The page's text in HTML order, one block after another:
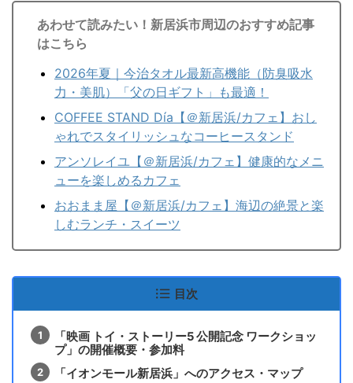
あわせて読みたい！新居浜市周辺のおすすめ記事
はこちら
2026年夏｜今治タオル最新高機能（防臭吸水
力・美肌）「父の日ギフト」も最適！
COFFEE STAND Día【＠新居浜/カフェ】おし
ゃれでスタイリッシュなコーヒースタンド
アンソレイユ【＠新居浜/カフェ】健康的なメニ
ューを楽しめるカフェ
おおまま屋【＠新居浜/カフェ】海辺の絶景と楽
しむランチ・スイーツ
目次
「映画 トイ・ストーリー5 公開記念 ワークショッ
プ」の開催概要・参加料
「イオンモール新居浜」へのアクセス・マップ